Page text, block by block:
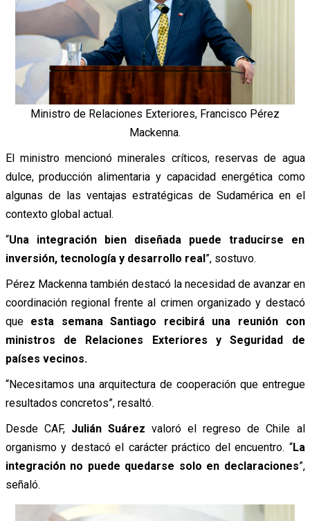
Ministro de Relaciones Exteriores, Francisco Pérez
Mackenna.
El ministro mencionó minerales críticos, reservas de agua
dulce, producción alimentaria y capacidad energética como
algunas de las ventajas estratégicas de Sudamérica en el
contexto global actual.
“Una integración bien diseñada puede traducirse en
inversión, tecnología y desarrollo real”, sostuvo.
Pérez Mackenna también destacó la necesidad de avanzar en
coordinación regional frente al crimen organizado y destacó
que esta semana Santiago recibirá una reunión con
ministros de Relaciones Exteriores y Seguridad de
países vecinos.
“Necesitamos una arquitectura de cooperación que entregue
resultados concretos”, resaltó.
Desde CAF, Julián Suárez valoró el regreso de Chile al
organismo y destacó el carácter práctico del encuentro. “La
integración no puede quedarse solo en declaraciones”,
señaló.